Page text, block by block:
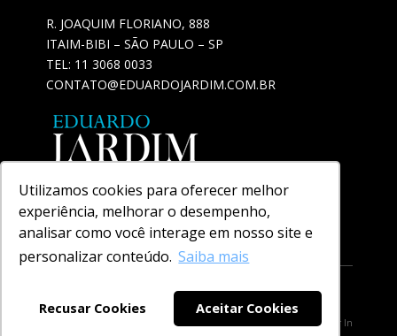
Utilizamos cookies para oferecer melhor
experiência, melhorar o desempenho,
analisar como você interage em nosso site e
personalizar conteúdo. Saiba mais
Recusar Cookies Aceitar Cookies
R. JOAQUIM FLORIANO, 888
ITAIM-BIBI – SÃO PAULO – SP
TEL: 11 3068 0033
CONTATO@EDUARDOJARDIM.COM.BR
2021 - Eduardo Jardim - Todos Os Direitos Reservados - Desenvolvido Por In